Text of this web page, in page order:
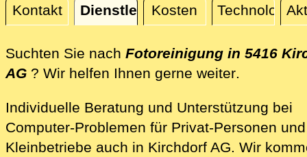
Kontakt Dienstleistungen
Kosten Technologie
Dienstleistungen
Suchten Sie nach Fotoreinigung in 5416
AG ? Wir helfen Ihnen gerne weiterdirekt vor
.
Individuelle Beratung und Unterstützung bei
Computer-Problemen für Privat-Personen und
Kleinbetriebe auch in Kirchdorf AG. Wir